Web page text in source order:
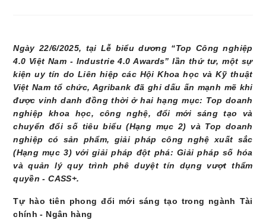
Ngày 22/6/2025, tại Lễ biểu dương “Top Công nghiệp
4.0 Việt Nam - Industrie 4.0 Awards” lần thứ tư, một sự
kiện uy tín do Liên hiệp các Hội Khoa học và Kỹ thuật
Việt Nam tổ chức, Agribank đã ghi dấu ấn mạnh mẽ khi
được vinh danh đồng thời ở hai hạng mục: Top doanh
nghiệp khoa học, công nghệ, đổi mới sáng tạo và
chuyển đổi số tiêu biểu (Hạng mục 2) và Top doanh
nghiệp có sản phẩm, giải pháp công nghệ xuất sắc
(Hạng mục 3) với giải pháp đột phá: Giải pháp số hóa
và quản lý quy trình phê duyệt tín dụng vượt thẩm
quyền - CASS+.
Tự hào tiên phong đổi mới sáng tạo trong ngành Tài
chính - Ngân hàng